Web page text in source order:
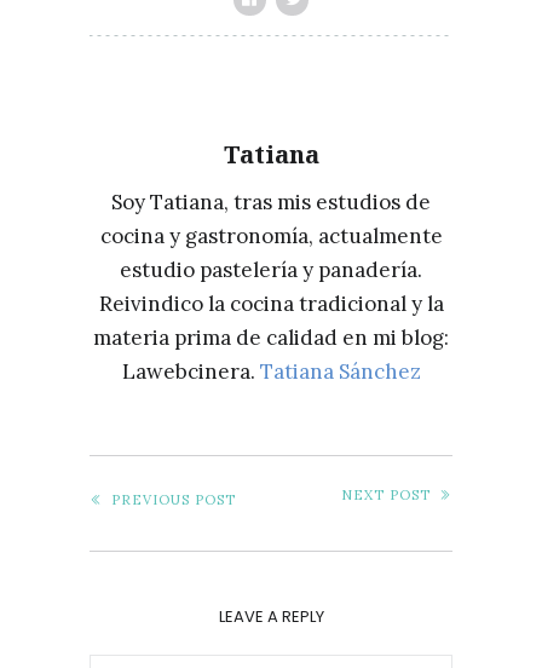
Tatiana
Soy Tatiana, tras mis estudios de
cocina y gastronomía, actualmente
estudio pastelería y panadería.
Reivindico la cocina tradicional y la
materia prima de calidad en mi blog:
Lawebcinera. Tatiana Sánchez
PREVIOUS POST NEXT POST
LEAVE A REPLY